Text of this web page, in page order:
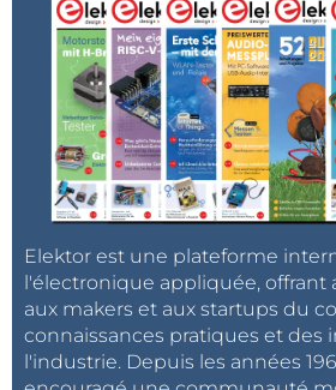
Elektor est une plateforme
l'électronique appliquée, offrant
aux makers et aux startups du
connaissances pratiques et des
l'industrie. Depuis les années